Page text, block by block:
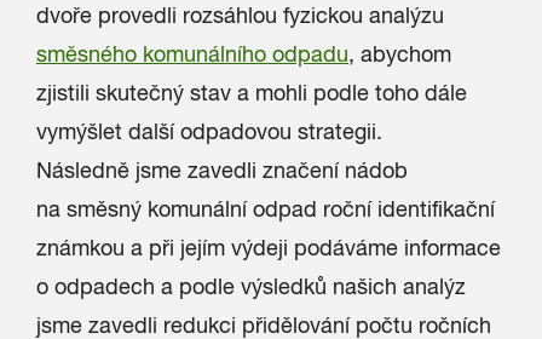
dvoře provedli rozsáhlou fyzickou analýzu
směsného komunálního odpadu, abychom
zjistili skutečný stav a mohli podle toho dále
vymýšlet další odpadovou strategii.
Následně jsme zavedli značení nádob
na směsný komunální odpad roční identifikační
známkou a při jejím výdeji podáváme informace
o odpadech a podle výsledků našich analýz
jsme zavedli redukci přidělování počtu ročních